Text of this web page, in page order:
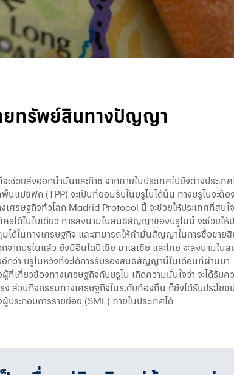
ายทรัพย์สินทางปัญญา
ยส่งออกน้ำมันและก๊าซ จากภายในประเทศไปยังต่างประเท
นแปซิฟิก (TPP) จะเป็นที่ยอมรับในบรูไนได้นั้น ทางบรูไนจ
ศรษฐกิจทั่วโลก Madrid Protocol นี้ จะช่วยให้ประเทศที่สนใ
ได้ในใบเดียว การลงนามในสนธิสัญญาของบรูไนนี้ จะช่วยใ
มได้ในทางเศรษฐกิจ และสามารถให้คำมั่นสัญญาในการซื้อข
บรูไนแล้ว ยังมีอินโดนีเซีย มาเลเซีย และไทย จะลงนามใ
า บรูไนหวังที่จะได้การรับรองสนธิสัญญานี้ในเดือนที่ผ่านม
ยวข้องทางเศรษฐกิจกับบรูไน เกิดความมั่นใจว่า จะได้รับค
ส่วนกิจกรรมทางเศรษฐกิจในระดับท้องถิ่น ก็ยังได้รับประโ
ประกอบการรายย่อย (SME) ภายในประเทศได้